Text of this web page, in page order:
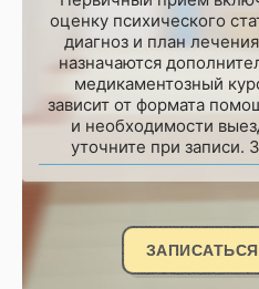
оценку психического
диагноз и план
назначаются
медикаментозный
зависит от формата
и необходимости
уточните при записи.